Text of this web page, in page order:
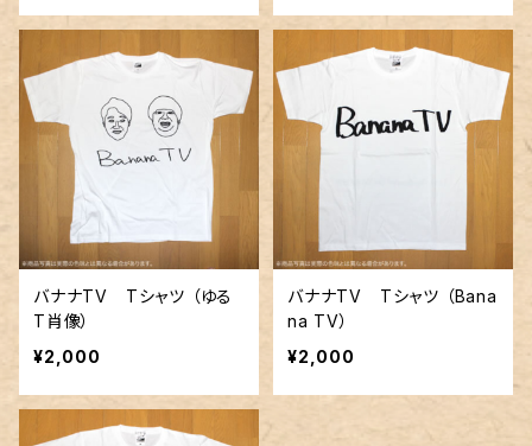
バナナTV Tシャツ （ゆる
T肖像）
¥2,000
バナナTV Tシャツ （Bana
na TV）
¥2,000